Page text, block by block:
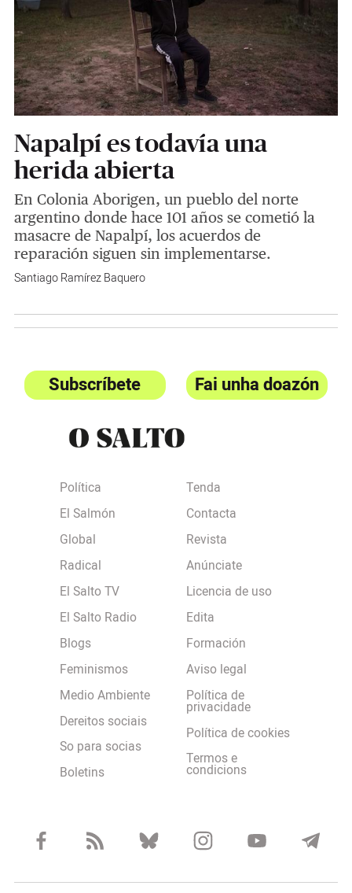
Napalpí es todavía una
herida abierta
En Colonia Aborigen, un pueblo del norte
argentino donde hace 101 años se cometió la
masacre de Napalpí, los acuerdos de
reparación siguen sin implementarse.
Santiago Ramírez Baquero
Subscríbete Fai unha doazón
Política
El Salmón
Global
Radical
El Salto TV
El Salto Radio
Blogs
Feminismos
Medio Ambiente
Dereitos sociais
So para socias
Boletins
Tenda
Contacta
Revista
Anúnciate
Licencia de uso
Edita
Formación
Aviso legal
Política de
privacidade
Política de cookies
Termos e
condicions